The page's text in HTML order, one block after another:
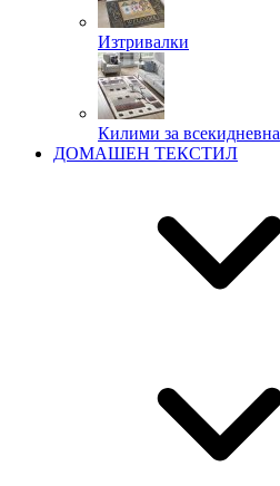
Изтривалки
Килими за всекидневна
ДОМАШЕН ТЕКСТИЛ